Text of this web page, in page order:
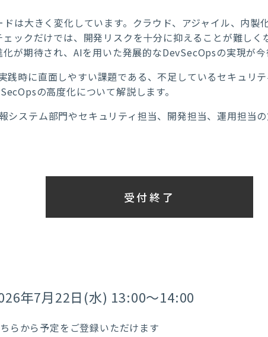
は大きく変化しています。クラウド、アジャイル、内製
ックだけでは、開発リスクを十分に抑えることが難しく
が期待され、AIを用いた発展的なDevSecOpsの実現が今
践時に直面しやすい課題である、不足しているセキュリ
の高度化について解説します。
システム部門やセキュリティ担当、開発担当、運用担当の
受付終了
年7月22日(水) 13:00～14:00
らから予定をご登録いただけます